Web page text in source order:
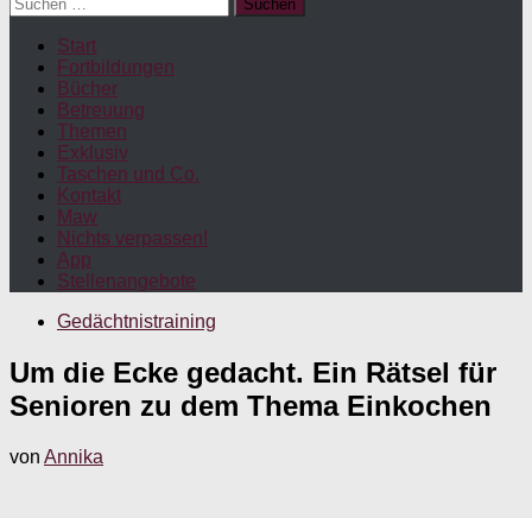
nach:
Start
Fortbildungen
Bücher
Betreuung
Themen
Exklusiv
Taschen und Co.
Kontakt
Maw
Nichts verpassen!
App
Stellenangebote
Gedächtnistraining
Um die Ecke gedacht. Ein Rätsel für
Senioren zu dem Thema Einkochen
von Annika